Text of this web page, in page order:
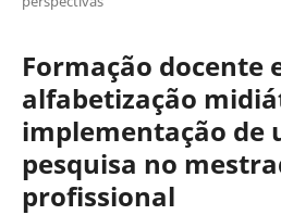
Formação docente
alfabetização
implementação de
pesquisa no
profissional